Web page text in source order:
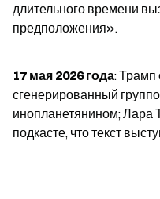
длительного времени
предположения».
17 мая 2026 года: Трамп
сгенерированный
инопланетянином; Лара
подкасте, что текст